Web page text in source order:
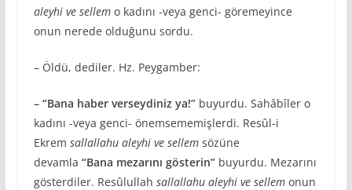
aleyhi ve sellemo kadını -veya genci- göremeyince
onun nerede olduğunu sordu.
– Öldü, dediler. Hz. Peygamber:
– “Bana haber verseydiniz ya!”buyurdu. Sahâbîler o
kadını -veya genci- önemsememişlerdi. Resûl-i
Ekrem sallallahu aleyhi ve sellem sözüne
devamla “Bana mezarını gösterin”buyurdu. Mezarını
gösterdiler. Resûlullah sallallahu aleyhi ve sellemonun